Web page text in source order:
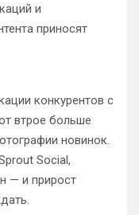
и
приносят
конкурентов с
втрое больше
новинок.
Social,
— и прирост